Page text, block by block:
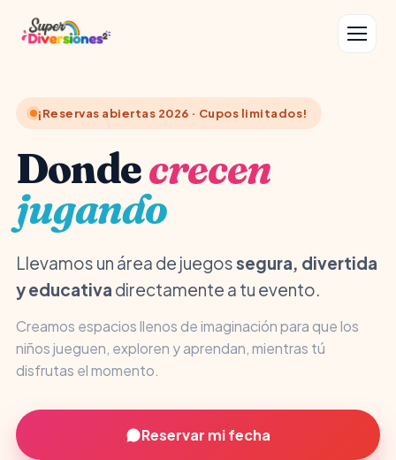
¡Reservas abiertas 2026 · Cupos limitados!
Dondecrecen
jugando
Llevamos un área de juegossegura, divertida
y educativa directamente a tu evento.
Creamos espacios llenos de imaginación para que los
niños jueguen, exploren y aprendan, mientras tú
disfrutas el momento.
Reservar mi fecha